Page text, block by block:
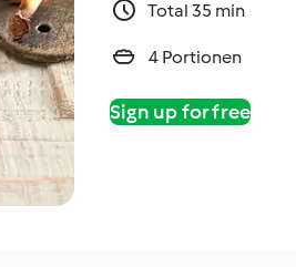
Total 35 min
4 Portionen
Sign up for free